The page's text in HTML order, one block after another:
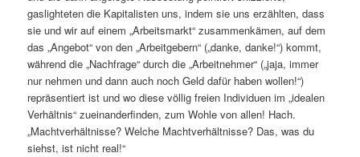
gaslighteten die Kapitalisten uns, indem sie uns erzählten, dass
sie und wir auf einem „Arbeitsmarkt“ zusammenkämen, auf dem
das „Angebot“ von den „Arbeitgebern“ („danke, danke!“) kommt,
während die „Nachfrage“ durch die „Arbeitnehmer“ („jaja, immer
nur nehmen und dann auch noch Geld dafür haben wollen!“)
repräsentiert ist und wo diese völlig freien Individuen im „idealen
Verhältnis“ zueinanderfinden, zum Wohle von allen! Hach.
„Machtverhältnisse? Welche Machtverhältnisse? Das, was du
siehst, ist nicht real!“